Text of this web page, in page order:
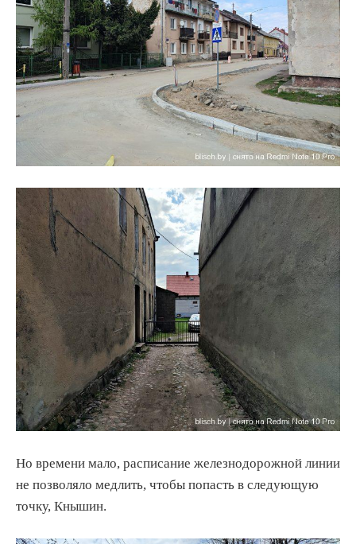
Но времени мало, расписание железнодорожной линии
не позволяло медлить, чтобы попасть в следующую
точку, Кнышин.